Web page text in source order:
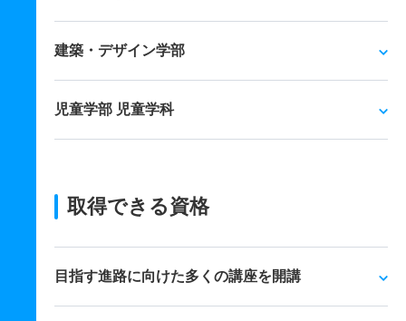
建築・デザイン学部
児童学部 児童学科
取得できる資格
目指す進路に向けた多くの講座を開講